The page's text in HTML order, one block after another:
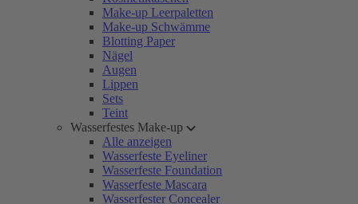
Make-up Leerpaletten
Make-up Schwämme
Blotting Paper
Nägel
Augen
Lippen
Sets
Teint
Wasserfestes Make-up
Alle anzeigen
Wasserfeste Eyeliner
Wasserfeste Foundation
Wasserfeste Mascara
Wasserfester Concealer